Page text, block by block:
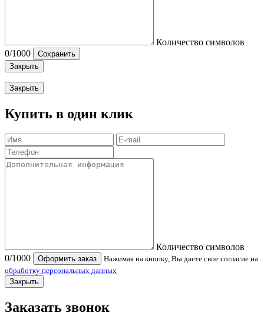
Количество символов
0/1000
Сохранить
Закрыть
Закрыть
Купить в один клик
Количество символов
0/1000 Оформить заказ
Нажимая на кнопку, Вы даете свое согласие на
обработку персональных данных
Закрыть
Заказать звонок